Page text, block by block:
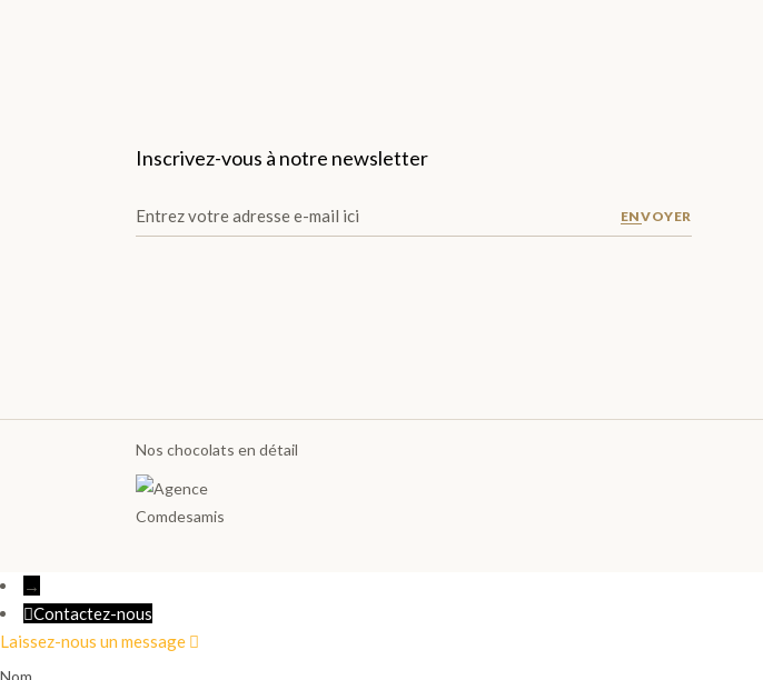
TOUTES LES GOURMANDISES >
Inscrivez-vous à notre newsletter
ENVOYER
Nos chocolats en détail
→
Contactez-nous
Laissez-nous un message
Nom